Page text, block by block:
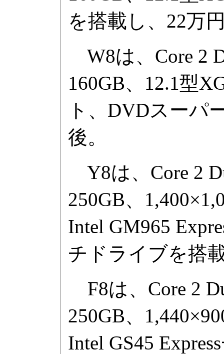
を搭載し、22万
W8は、Core 2
160GB、12.1型
ト、DVDスーパ
後。
Y8は、Core 2
250GB、
Intel GM965
チドライブを搭
F8は、Core 2
250GB、
Intel GS45